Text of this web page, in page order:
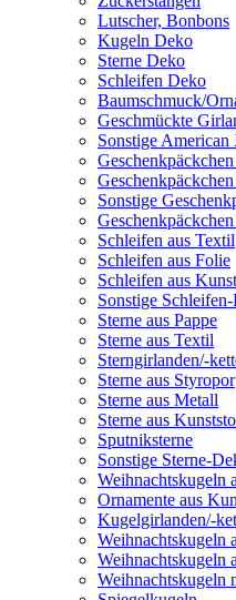
Lutscher, Bonbons
Kugeln Deko
Sterne Deko
Schleifen Deko
Baumschmuck/
Geschmückte
Sonstige
Sonstige
Schleifen aus Textil
Schleifen aus Folie
Schleifen aus
Sonstige
Sterne aus Pappe
Sterne aus Textil
Sterngirlanden/-
Sterne aus Styropor
Sterne aus Metall
Sterne aus
Sputniksterne
Sonstige Sterne-
Weihnachtskugeln
Ornamente aus
Kugelgirlanden/-
Weihnachtskugeln
Weihnachtskugeln
Weihnachtskugeln